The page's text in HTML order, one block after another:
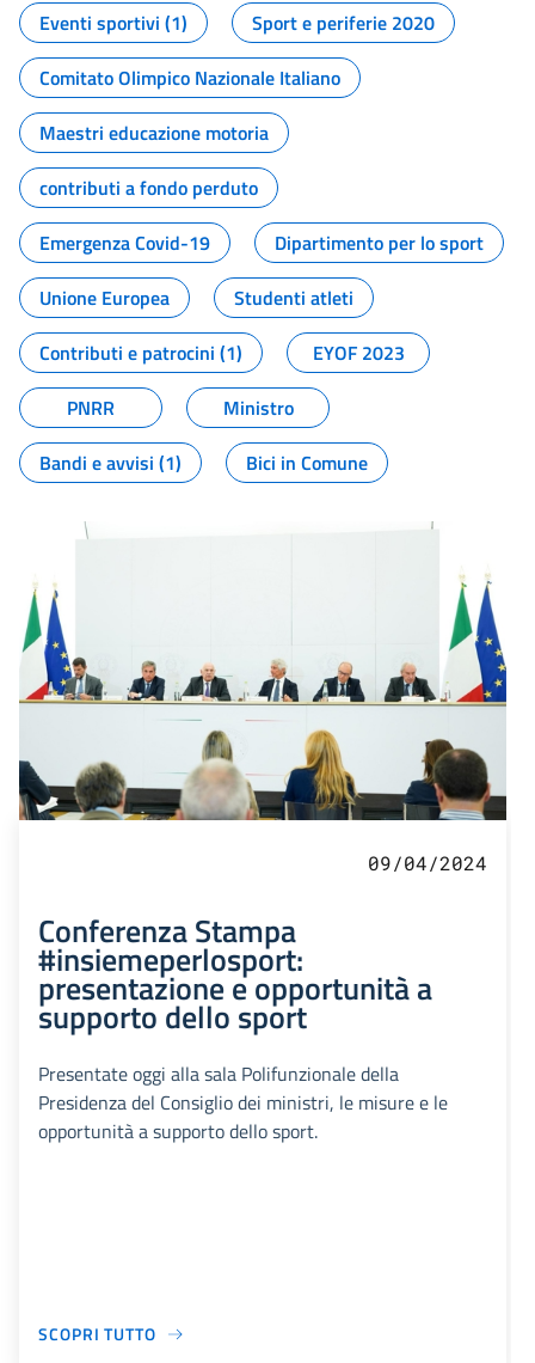
Eventi sportivi (1)
Sport e periferie 2020
Comitato Olimpico Nazionale Italiano
Maestri educazione motoria
contributi a fondo perduto
Emergenza Covid-19
Dipartimento per lo sport
Unione Europea
Studenti atleti
Contributi e patrocini (1)
EYOF 2023
PNRR
Ministro
Bandi e avvisi (1)
Bici in Comune
09/04/2024
Conferenza Stampa
#insiemeperlosport:
presentazione e opportunità a
supporto dello sport
Presentate oggi alla sala Polifunzionale della
Presidenza del Consiglio dei ministri, le misure e le
opportunità a supporto dello sport.
SCOPRI TUTTO